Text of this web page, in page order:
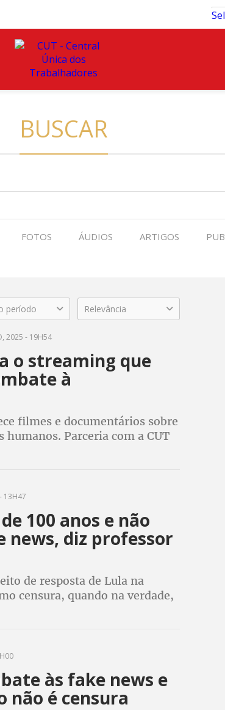
BUSCAR
FOTOS ÁUDIOS ARTIGOS
período Relevância
2025 - 19H54
o streaming que
à
filmes e documentários sobre
Parceria com a CUT
13H47
100 anos e não
news, diz professor
de resposta de Lula na
censura, quando na verdade,
às fake news e
não é censura